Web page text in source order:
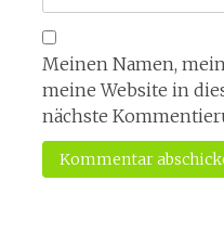
Meinen Namen,
meine Website in
nächste